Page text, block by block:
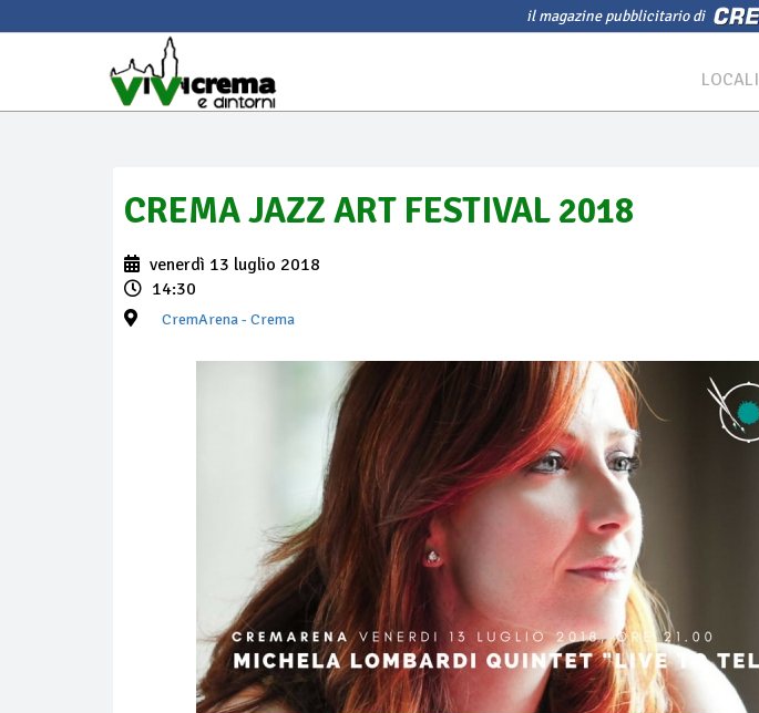
il magazine pubblicitario di
LOCALI
CREMA JAZZ ART FESTIVAL 2018
venerdì 13 luglio 2018
14:30
CremArena- Crema